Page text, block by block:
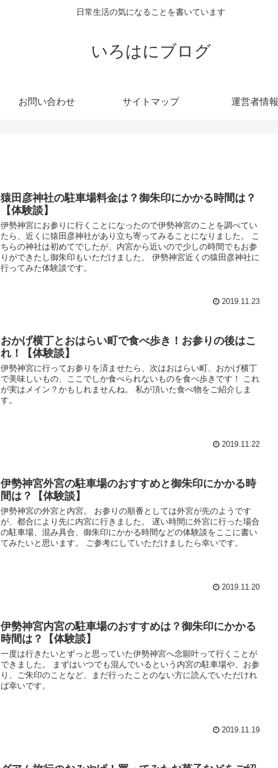
日常生活の気になることを書いています
いろはにブログ
お問い合わせ サイトマップ 運営者情報
猿田彦神社の駐車場料金は？御朱印にかかる時間は？
【体験談】
伊勢神宮にお参りに行くことになったので伊勢神宮のことを調べてい
たら、近くに猿田彦神社があり立ち寄ってみることになりました。 こ
ちらの神社は初めてでしたが、内宮から近いので少しの時間でもお参
りができたし御朱印もいただけました。 伊勢神宮近くの猿田彦神社に
行ってみた体験談です。
2019.11.23
おかげ横丁とおはらい町で食べ歩き！お参りの後はこ
れ！【体験談】
伊勢神宮に行ってお参りを済ませたら、次はおはらい町、おかげ横丁
で美味しいもの、ここでしか食べられないものを食べ歩きです！ これ
が実はメイン？かもしれませんね。 私が頂いた食べ物をご紹介しま
す。
2019.11.22
伊勢神宮外宮の駐車場のおすすめと御朱印にかかる時
間は？【体験談】
伊勢神宮の外宮と内宮。 お参りの順番としては外宮が先のようです
が、都合により先に内宮に行きました。 遅い時間に外宮に行った場合
の駐車場、混み具合、御朱印にかかる時間などの体験談をここに書い
てみたいと思います。 ご参考にしていただけましたら幸いです。
2019.11.20
伊勢神宮内宮の駐車場のおすすめは？御朱印にかかる
時間は？【体験談】
一度は行きたいとずっと思っていた伊勢神宮へ念願叶って行くことが
できました。 まずはいつでも混んでいるという内宮の駐車場や、お参
り、ご朱印のことなど、まだ行ったことのない方に読んでいただけれ
ば幸いです。
2019.11.19